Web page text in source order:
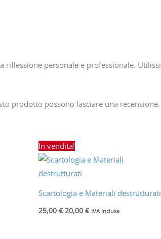
Utilissimo approccio laboratoriale per stimolare il
prodotto possono lasciare una recensione.
In vendita!
Scartologia e Materiali destrutturati
25,00€
Il
prezzo
originale
25,00 €.
20,00€
attuale
IVA inclusa